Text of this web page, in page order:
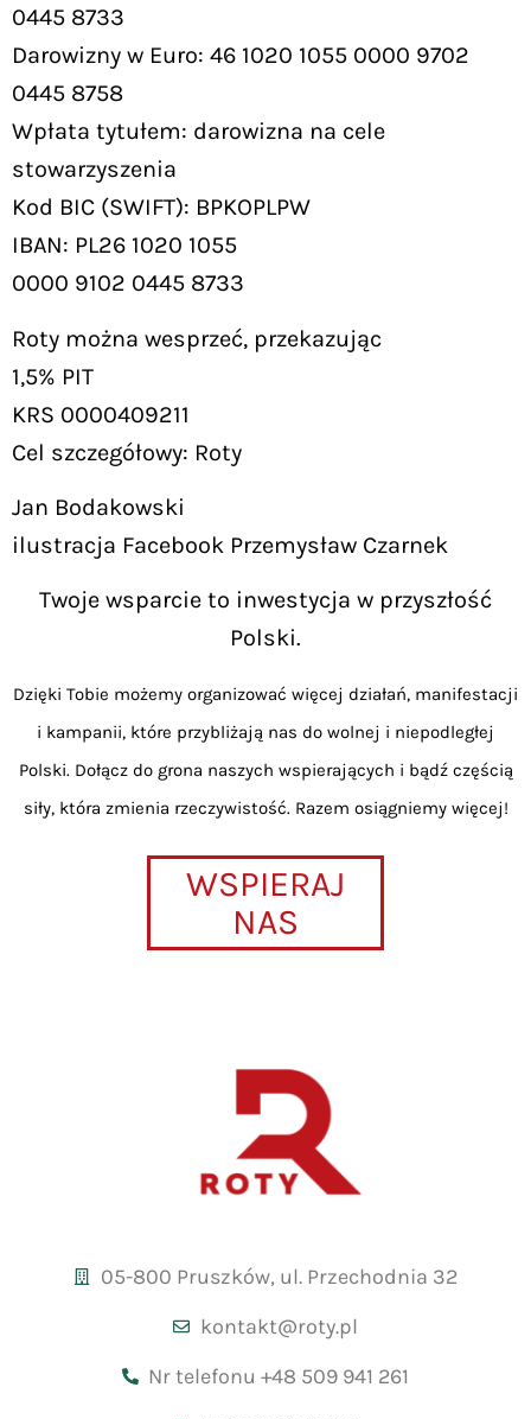
0445 8733
Darowizny w Euro: 46 1020 1055 0000 9702
0445 8758
Wpłata tytułem: darowizna na cele
stowarzyszenia
Kod BIC (SWIFT): BPKOPLPW
IBAN: PL26 1020 1055
0000 9102 0445 8733
Roty można wesprzeć, przekazując
1,5% PIT
KRS 0000409211
Cel szczegółowy: Roty
Jan Bodakowski
ilustracja Facebook Przemysław Czarnek
Twoje wsparcie to inwestycja w przyszłość
Polski.
Dzięki Tobie możemy organizować więcej działań, manifestacji
i kampanii, które przybliżają nas do wolnej i niepodległej
Polski. Dołącz do grona naszych wspierających i bądź częścią
siły, która zmienia rzeczywistość. Razem osiągniemy więcej!
WSPIERAJ
NAS
05-800 Pruszków, ul. Przechodnia 32
kontakt@roty.pl
Nr telefonu +48 509 941 261